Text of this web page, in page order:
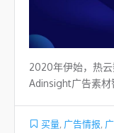
2020年伊始，热
Adinsight广告素
买量 广告情报